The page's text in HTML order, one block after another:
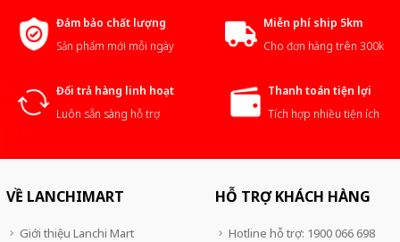
Đảm bảo chất lượng
Sản phẩm mới mỗi ngày
Miễn phí ship 5km
Cho đơn hàng trên 300k
Đổi trả hàng linh hoạt
Luôn sẵn sàng hỗ trợ
Thanh toán tiện lợi
Tích hợp nhiều tiện ích
VỀ LANCHIMART
Giới thiệu Lanchi Mart
HỖ TRỢ KHÁCH HÀNG
Hotline hỗ trợ: 1900 066 698